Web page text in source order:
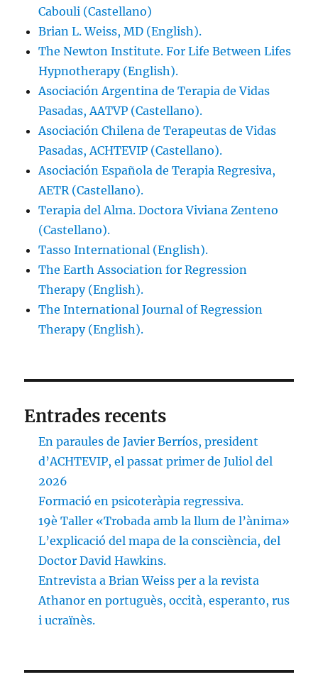
Cabouli (Castellano)
Brian L. Weiss, MD (English).
The Newton Institute. For Life Between Lifes
Hypnotherapy (English).
Asociación Argentina de Terapia de Vidas
Pasadas, AATVP (Castellano).
Asociación Chilena de Terapeutas de Vidas
Pasadas, ACHTEVIP (Castellano).
Asociación Española de Terapia Regresiva,
AETR (Castellano).
Terapia del Alma. Doctora Viviana Zenteno
(Castellano).
Tasso International (English).
The Earth Association for Regression
Therapy (English).
The International Journal of Regression
Therapy (English).
Entrades recents
En paraules de Javier Berríos, president
d’ACHTEVIP, el passat primer de Juliol del
2026
Formació en psicoteràpia regressiva.
19è Taller «Trobada amb la llum de l’ànima»
L’explicació del mapa de la consciència, del
Doctor David Hawkins.
Entrevista a Brian Weiss per a la revista
Athanor en portuguès, occità, esperanto, rus
i ucraïnès.